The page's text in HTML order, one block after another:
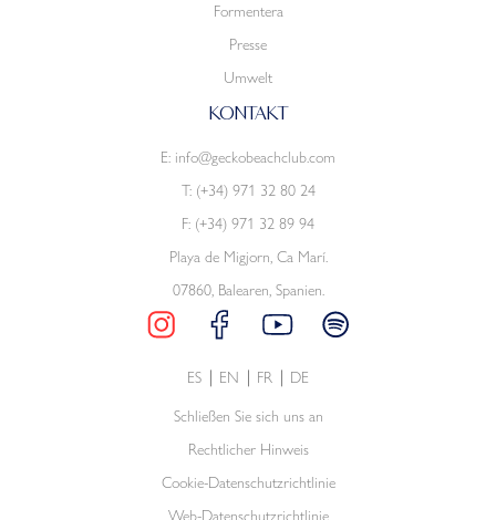
Formentera
Presse
Umwelt
KONTAKT
E: info@geckobeachclub.com
T: (+34) 971 32 80 24
F: (+34) 971 32 89 94
Playa de Migjorn, Ca Marí.
07860, Balearen, Spanien.
ES EN FR
DE
Schließen Sie sich uns an
Rechtlicher Hinweis
Cookie-Datenschutzrichtlinie
Web-Datenschutzrichtlinie